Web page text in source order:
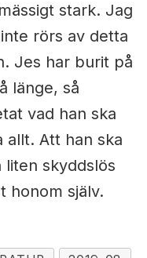
stark. Jag
rörs av detta
Jes har burit på
länge, så
vad han ska
allt. Att han ska
skyddslös
honom själv.